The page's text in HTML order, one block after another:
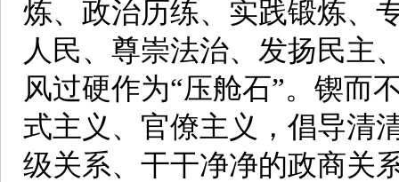
炼、政治历练、实践锻炼、
人民、尊崇法治、发扬民主
风过硬作为“压舱石”。锲而
式主义、官僚主义，倡导清
级关系、干干净净的政商关